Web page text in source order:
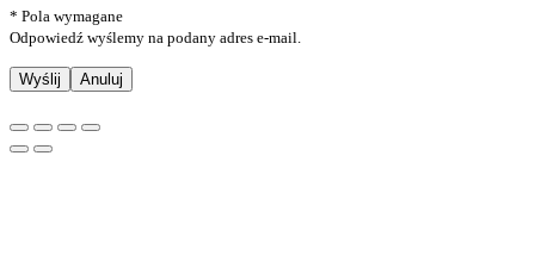
* Pola wymagane
Odpowiedź wyślemy na podany adres e-mail.
Anuluj